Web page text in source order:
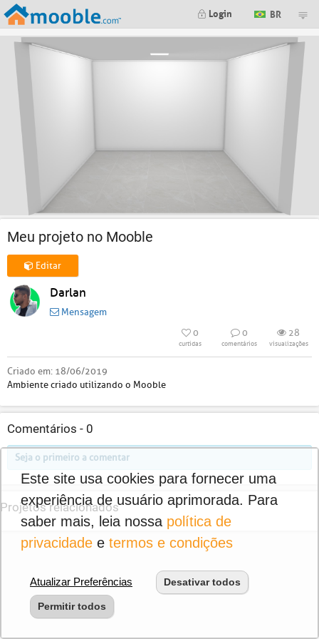
Login BR
Meu projeto no Mooble
Editar
Darlan
Mensagem
0
curtidas
0
comentários
28
visualizações
Criado em: 18/06/2019
Ambiente criado utilizando o Mooble
Comentários - 0
Seja o primeiro a comentar
Projetos relacionados
Este site usa cookies para fornecer uma
experiência de usuário aprimorada. Para
saber mais, leia nossa política de
privacidadee termos e condições
Atualizar Preferências Desativar todos
Permitir todos